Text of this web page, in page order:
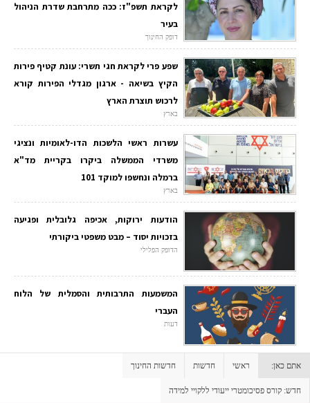
לקראת תשפ"ז: ככה מתרחבת שדרת הניהול
בעיר
דופק החינוך
שפע פרי לקראת חגי תשרי: עונת קטיף פירות
הקיץ בשיאה - ארגון מגדלי הפירות קורא
לרכוש תוצרת הארץ
בארץ
עשרות ראשי הלשכות הדו-לאומיות ונציגי
משרדי הממשלה ביקרו בקריית מד"א
ברמלה ונחשפו למוקד 101
בארץ
הודעות ירוקות, אכיפה גלובלית ופגיעה
בזכויות יסוד – מבט משפטי ביקורתי
הדופק הפלילי
המשמעות התרבותית והסמלית של הלוח
העברי
דעות
אתם כאן: ראשי חדשות חדשות החינוך
חדש: קורס פסיכומטרי ייעודי ללקויי למידה